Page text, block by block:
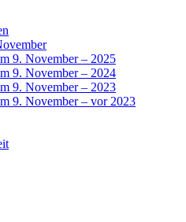
9. November – 2025
9. November – 2024
9. November – 2023
9. November – vor 2023